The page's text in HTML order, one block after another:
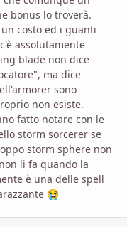
bonus lo troverà.
costo ed i guanti
assolutamente
blade non dice
ma dice
sono
non esiste.
fatto notare con le
storm sorcerer se
storm sphere non
li fa quando la
è una delle spell
😭